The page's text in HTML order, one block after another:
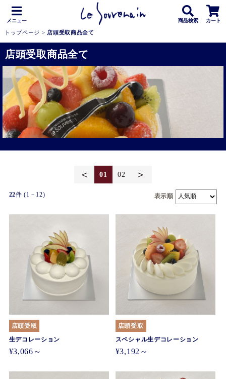
メニュー 商品検索 カート
トップページ > 店頭受取商品全て
店頭受取商品全て
＜ 01 02 ＞
22件 (1－12) 表示順
店頭受取
生デコレーション
¥3,066～
店頭受取
スペシャル生デコレーション
¥3,192～